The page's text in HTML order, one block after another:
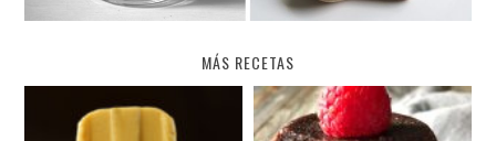
MÁS RECETAS